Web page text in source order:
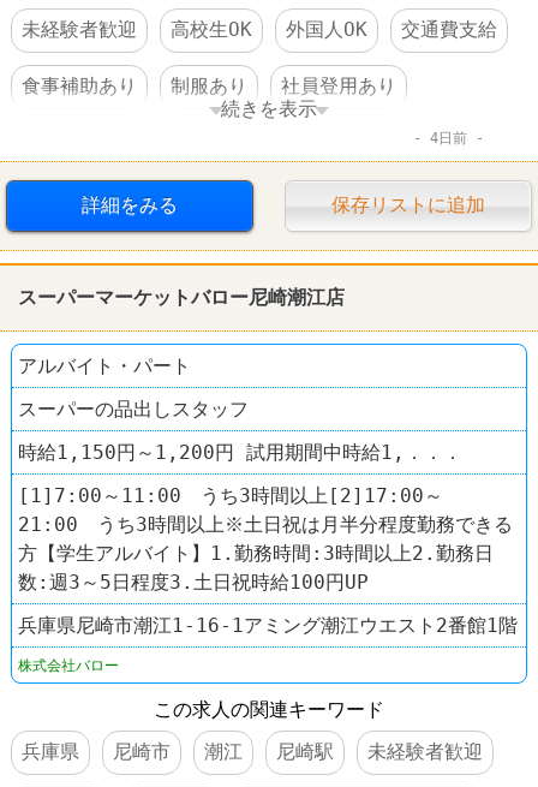
未経験者歓迎
高校生OK 外国人OK 交通費支給
食事補助あり 制服あり 社員登用あり
レストラン
CoCo壱番屋
続きを表示
4日前
詳細をみる 保存リストに追加
スーパーマーケットバロー尼崎潮江店
アルバイト・パート
スーパーの品出しスタッフ
時給1,150円～1,200円 試用期間中時給1,．．．
[1]7:00～11:00 うち3時間以上[2]17:00～
21:00 うち3時間以上※土日祝は月半分程度勤務できる
方【学生アルバイト】1.勤務時間:3時間以上2.勤務日
数:週3～5日程度3.土日祝時給100円UP
兵庫県尼崎市潮江1-16-1アミング潮江ウエスト2番館1階
株式会社バロー
この求人の関連キーワード
兵庫県
尼崎市 潮江 尼崎駅 未経験者歓迎